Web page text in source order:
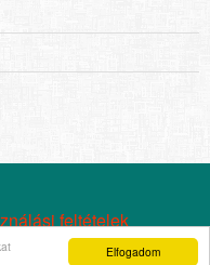
Elfogadom
feltételek
Állástrend